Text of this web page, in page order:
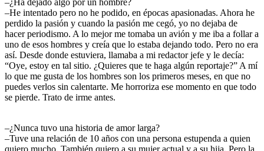
–¿Ha dejado algo por un hombre?
–He intentado pero no he podido, en épocas apasionadas. Ahora he
perdido la pasión y cuando la pasión me cegó, yo no dejaba de
hacer periodismo. A lo mejor me tomaba un avión y me iba a follar a
uno de esos hombres y creía que lo estaba dejando todo. Pero no era
así. Desde donde estuviera, llamaba a mi redactor jefe y le decía:
“Oye, estoy en tal sitio. ¿Quieres que te haga algún reportaje?” A mí
lo que me gusta de los hombres son los primeros meses, en que no
puedes verlos sin calentarte. Me horroriza ese momento en que todo
se pierde. Trato de irme antes.
–¿Nunca tuvo una historia de amor larga?
–Tuve una relación de 10 años con una persona estupenda a quien